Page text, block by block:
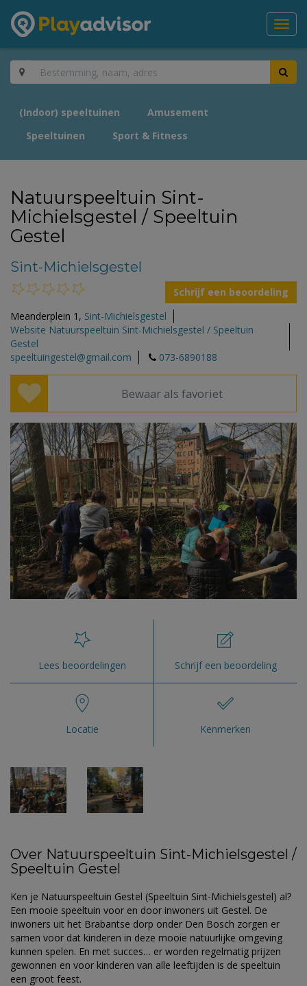
(Indoor) speeltuinen
Amusement
Speeltuinen
Sport & Fitness
Natuurspeeltuin Sint-
Michielsgestel / Speeltuin
Gestel
Sint-Michielsgestel
Schrijf een beoordeling
Meanderplein 1, Sint-Michielsgestel
Website Natuurspeeltuin Sint-Michielsgestel / Speeltuin
Gestel
speeltuingestel@gmail.com
073-6890188
Bewaar als favoriet
Lees beoordelingen Schrijf een beoordeling
Locatie Kenmerken
Over Natuurspeeltuin Sint-Michielsgestel /
Speeltuin Gestel
Ken je Natuurspeeltuin Gestel (Speeltuin Sint-Michielsgestel) al?
Een mooie speeltuin voor en door inwoners uit Gestel. De
inwoners uit het Brabantse dorp onder Den Bosch zorgen er
samen voor dat kinderen in deze mooie natuurlijke omgeving
kunnen spelen. En met succes… er worden regelmatig prijzen
gewonnen en voor kinderen van alle leeftijden is de speeltuin
een groot feest.